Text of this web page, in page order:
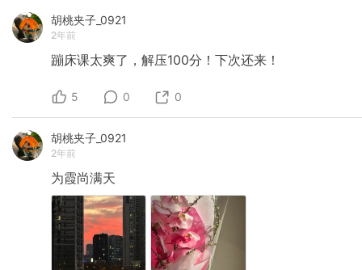
胡桃夹子_0921
2年前
蹦床课太爽了，解压100分！下次还来！
5 0 0
胡桃夹子_0921
2年前
为霞尚满天